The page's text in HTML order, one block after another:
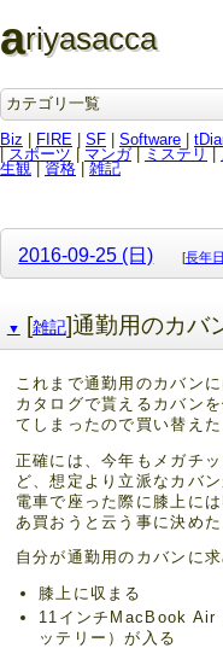
ariyasacca
カテゴリ一覧
Biz
FIRE SF Software
スポーツ | マンガ| ミステリ
生観
資格| 雑記
2016-09-25 (日) [長年
▼ [雑記]通勤用のカバ
これまで通勤用のカバン
カタログで貰えるカバン
てしまったので買い替えた
正確には、今年もメガチ
ど、想定より立派なカバ
電車で座った際に膝上に
あ買おうと云う事に決めた
自分が通勤用のカバンに求
膝上に収まる
11インチMacBook Air
ッテリー）が入る